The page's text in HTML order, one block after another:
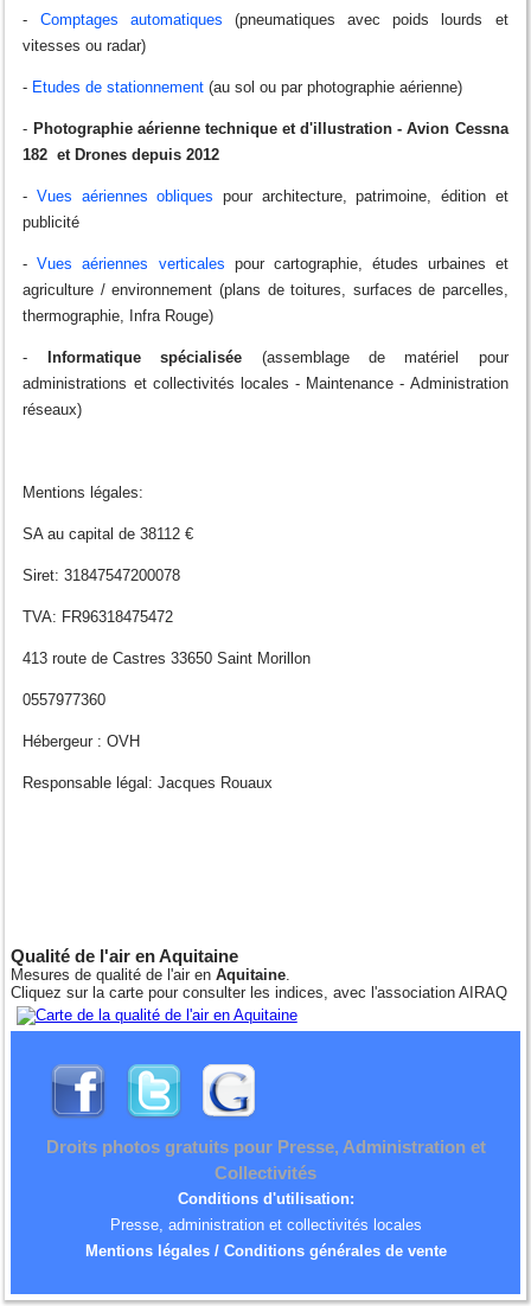
- Comptages automatiques (pneumatiques avec poids lourds et
vitesses ou radar)
- Etudes de stationnement (au sol ou par photographie aérienne)
- Photographie aérienne technique et d'illustration - Avion Cessna
182 et Drones depuis 2012
-Vues aériennes obliques pour architecture, patrimoine, édition et
publicité
-Vues aériennes verticales pour cartographie, études urbaines et
agriculture / environnement (plans de toitures, surfaces de parcelles,
thermographie, Infra Rouge)
- Informatique spécialisée (assemblage de matériel pour
administrations et collectivités locales - Maintenance - Administration
réseaux)
Mentions légales:
SA au capital de 38112 €
Siret: 31847547200078
TVA: FR96318475472
413 route de Castres 33650 Saint Morillon
0557977360
Hébergeur : OVH
Responsable légal: Jacques Rouaux
Qualité de l'air en Aquitaine
Mesures de qualité de l'air enAquitaine.
Cliquez sur la carte pour consulter les indices, avec l'association AIRAQ
Droits photos gratuits pour Presse, Administration et
Collectivités
Conditions d'utilisation:
Presse, administration et collectivités locales
Mentions légales / Conditions générales de vente